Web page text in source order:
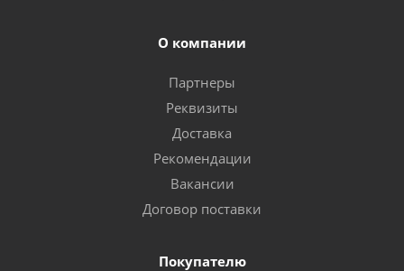
О компании
Партнеры
Реквизиты
Доставка
Рекомендации
Вакансии
Договор поставки
Покупателю